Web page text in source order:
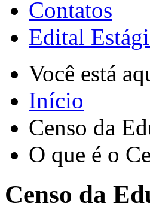
Contatos
Edital
Você está
Início
Censo da
O que é o
Censo da